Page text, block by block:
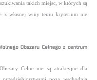
takich miejsc, w których są
z własnej winy temu kryterium nie
Obszaru Celnego z centrum
Celne nie są atrakcyjne dla